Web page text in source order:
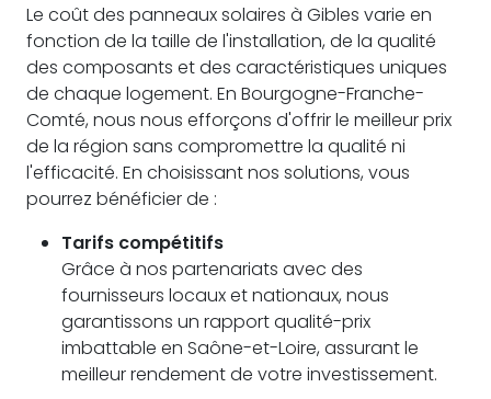
Le coût des panneaux solaires à Gibles varie en
fonction de la taille de l'installation, de la qualité
des composants et des caractéristiques uniques
de chaque logement. En Bourgogne-Franche-
Comté, nous nous efforçons d'offrir le meilleur prix
de la région sans compromettre la qualité ni
l'efficacité. En choisissant nos solutions, vous
pourrez bénéficier de :
Tarifs compétitifs
Grâce à nos partenariats avec des
fournisseurs locaux et nationaux, nous
garantissons un rapport qualité-prix
imbattable en Saône-et-Loire, assurant le
meilleur rendement de votre investissement.